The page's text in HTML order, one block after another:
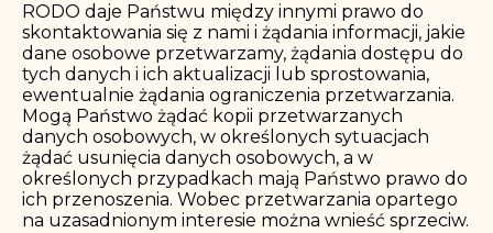
RODO daje Państwu między innymi prawo do
skontaktowania się z nami i żądania informacji, jakie
dane osobowe przetwarzamy, żądania dostępu do
tych danych i ich aktualizacji lub sprostowania,
ewentualnie żądania ograniczenia przetwarzania.
Mogą Państwo żądać kopii przetwarzanych
danych osobowych, w określonych sytuacjach
żądać usunięcia danych osobowych, a w
określonych przypadkach mają Państwo prawo do
ich przenoszenia. Wobec przetwarzania opartego
na uzasadnionym interesie można wnieść sprzeciw.